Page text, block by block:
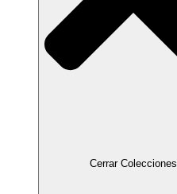
Cerrar Colecciones